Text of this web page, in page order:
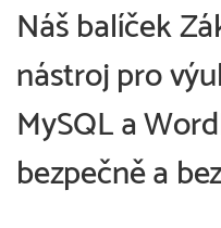
Náš balíček
nástroj pro
MySQL a
bezpečně a